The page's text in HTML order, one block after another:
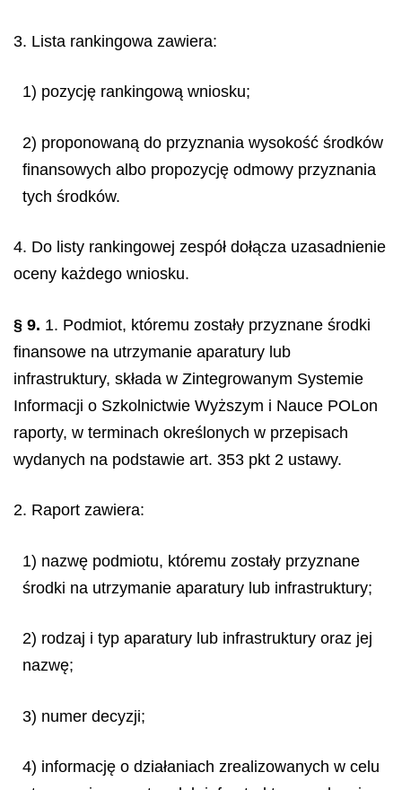
3. Lista rankingowa zawiera:
1) pozycję rankingową wniosku;
2) proponowaną do przyznania wysokość środków
finansowych albo propozycję odmowy przyznania
tych środków.
4. Do listy rankingowej zespół dołącza uzasadnienie
oceny każdego wniosku.
§ 9. 1. Podmiot, któremu zostały przyznane środki
finansowe na utrzymanie aparatury lub
infrastruktury, składa w Zintegrowanym Systemie
Informacji o Szkolnictwie Wyższym i Nauce POLon
raporty, w terminach określonych w przepisach
wydanych na podstawie art. 353 pkt 2 ustawy.
2. Raport zawiera:
1) nazwę podmiotu, któremu zostały przyznane
środki na utrzymanie aparatury lub infrastruktury;
2) rodzaj i typ aparatury lub infrastruktury oraz jej
nazwę;
3) numer decyzji;
4) informację o działaniach zrealizowanych w celu